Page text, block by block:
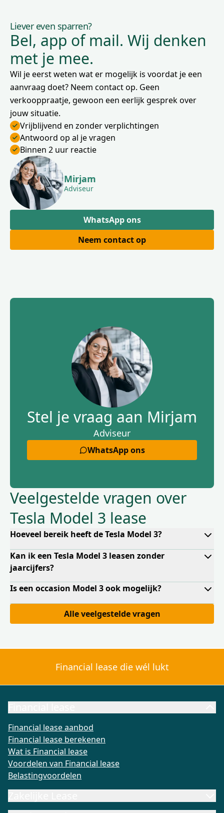
Liever even sparren?
Bel, app of mail. Wij denken
met je mee.
Wil je eerst weten wat er mogelijk is voordat je een
aanvraag doet? Neem contact op. Geen
verkooppraatje, gewoon een eerlijk gesprek over
jouw situatie.
Vrijblijvend en zonder verplichtingen
Antwoord op al je vragen
Binnen 2 uur reactie
Mirjam
Adviseur
WhatsApp ons
Neem contact op
Stel je vraag aan Mirjam
Adviseur
WhatsApp ons
Veelgestelde vragen over
Tesla Model 3 lease
Hoeveel bereik heeft de Tesla Model 3?
Kan ik een Tesla Model 3 leasen zonder
jaarcijfers?
Is een occasion Model 3 ook mogelijk?
Alle veelgestelde vragen
Financial lease die wél lukt
Financial lease aanbod
Financial lease berekenen
Wat is Financial lease
Voordelen van Financial lease
Belastingvoordelen